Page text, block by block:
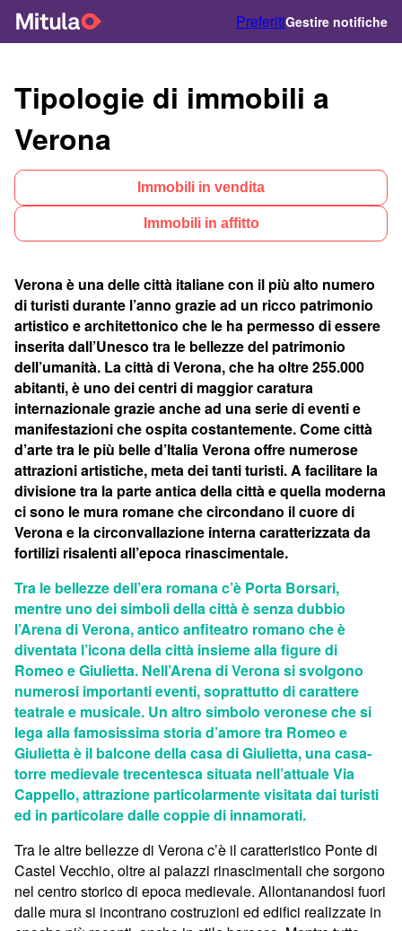
PreferitiGestire notifiche
Tipologie di immobili a
Verona
Immobili in vendita
Immobili in affitto
Verona è una delle città italiane con il più alto numero
di turisti durante l’anno grazie ad un ricco patrimonio
artistico e architettonico che le ha permesso di essere
inserita dall’Unesco tra le bellezze del patrimonio
dell’umanità. La città di Verona, che ha oltre 255.000
abitanti, è uno dei centri di maggior caratura
internazionale grazie anche ad una serie di eventi e
manifestazioni che ospita costantemente. Come città
d’arte tra le più belle d’Italia Verona offre numerose
attrazioni artistiche, meta dei tanti turisti. A facilitare la
divisione tra la parte antica della città e quella moderna
ci sono le mura romane che circondano il cuore di
Verona e la circonvallazione interna caratterizzata da
fortilizi risalenti all’epoca rinascimentale.
Tra le bellezze dell’era romana c’è Porta Borsari,
mentre uno dei simboli della città è senza dubbio
l’Arena di Verona, antico anfiteatro romano che è
diventata l’icona della città insieme alla figure di
Romeo e Giulietta. Nell’Arena di Verona si svolgono
numerosi importanti eventi, soprattutto di carattere
teatrale e musicale. Un altro simbolo veronese che si
lega alla famosissima storia d’amore tra Romeo e
Giulietta è il balcone della casa di Giulietta, una casa-
torre medievale trecentesca situata nell’attuale Via
Cappello, attrazione particolarmente visitata dai turisti
ed in particolare dalle coppie di innamorati.
Tra le altre bellezze di Verona c’è il caratteristico Ponte di
Castel Vecchio, oltre ai palazzi rinascimentali che sorgono
nel centro storico di epoca medievale. Allontanandosi fuori
dalle mura si incontrano costruzioni ed edifici realizzate in